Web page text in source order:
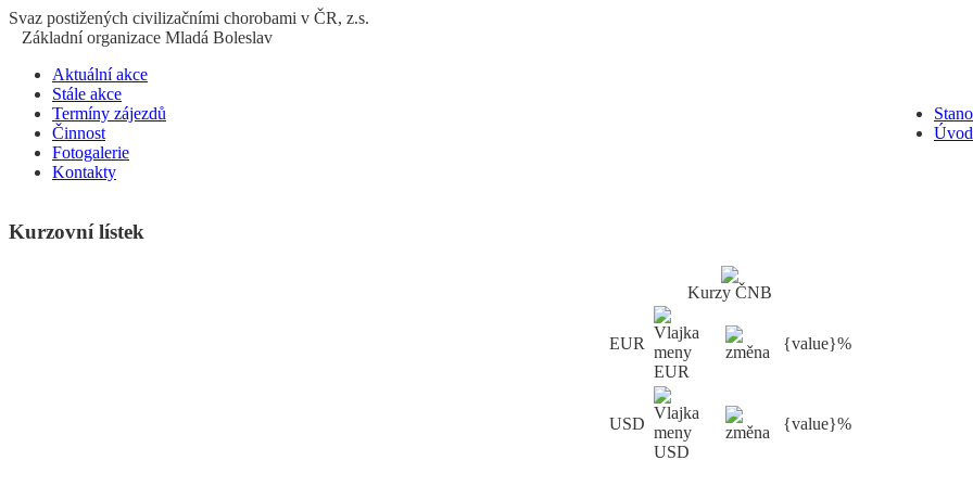
Svaz postižených civilizačními chorobami v ČR, z.s.
Základní organizace Mladá Boleslav
Aktuální akce
Stále akce
Termíny zájezdů
Činnost
Fotogalerie
Kontakty
Úvod
Kurzovní lístek
Kurzy ČNB
EUR {value}%
USD {value}%